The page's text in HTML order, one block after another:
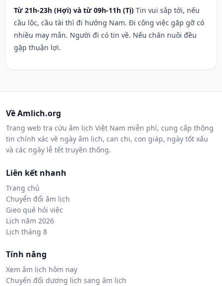
Từ 21h-23h (Hợi) và từ 09h-11h (Tị) Tin vui sắp tới, nếu
cầu lộc, cầu tài thì đi hướng Nam. Đi công việc gặp gỡ có
nhiều may mắn. Người đi có tin về. Nếu chăn nuôi đều
gặp thuận lợi.
Về Amlich.org
Trang web tra cứu âm lịch Việt Nam miễn phí, cung cấp thông
tin chính xác về ngày âm lịch, can chi, con giáp, ngày tốt xấu
và các ngày lễ tết truyền thống.
Liên kết nhanh
Trang chủ
Chuyển đổi âm lịch
Gieo quẻ hỏi việc
Lịch năm 2026
Lịch tháng 8
Tính năng
Xem âm lịch hôm nay
Chuyển đổi dương lịch sang âm lịch